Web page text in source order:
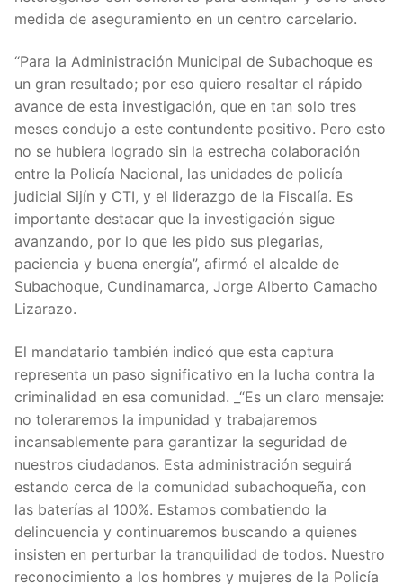
medida de aseguramiento en un centro carcelario.
“Para la Administración Municipal de Subachoque es
un gran resultado; por eso quiero resaltar el rápido
avance de esta investigación, que en tan solo tres
meses condujo a este contundente positivo. Pero esto
no se hubiera logrado sin la estrecha colaboración
entre la Policía Nacional, las unidades de policía
judicial Sijín y CTI, y el liderazgo de la Fiscalía. Es
importante destacar que la investigación sigue
avanzando, por lo que les pido sus plegarias,
paciencia y buena energía”, afirmó el alcalde de
Subachoque, Cundinamarca, Jorge Alberto Camacho
Lizarazo.
El mandatario también indicó que esta captura
representa un paso significativo en la lucha contra la
criminalidad en esa comunidad. _“Es un claro mensaje:
no toleraremos la impunidad y trabajaremos
incansablemente para garantizar la seguridad de
nuestros ciudadanos. Esta administración seguirá
estando cerca de la comunidad subachoqueña, con
las baterías al 100%. Estamos combatiendo la
delincuencia y continuaremos buscando a quienes
insisten en perturbar la tranquilidad de todos. Nuestro
reconocimiento a los hombres y mujeres de la Policía